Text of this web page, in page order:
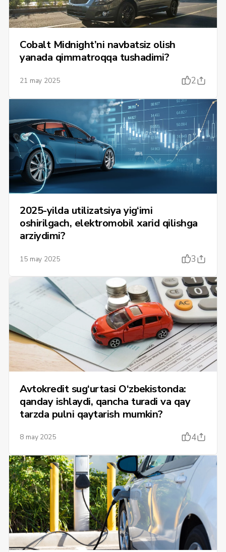
Cobalt Midnight’ni navbatsiz olish
yanada qimmatroqqa tushadimi?
21 may 2025 2
2025-yilda utilizatsiya yig‘imi
oshirilgach, elektromobil xarid qilishga
arziydimi?
15 may 2025 3
Avtokredit sug‘urtasi O‘zbekistonda:
qanday ishlaydi, qancha turadi va qay
tarzda pulni qaytarish mumkin?
8 may 2025 4